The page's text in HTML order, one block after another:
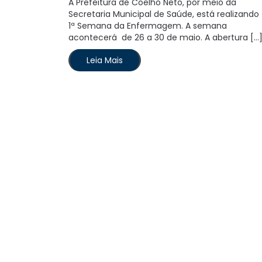
A Prefeitura de Coelho Neto, por meio da
Secretaria Municipal de Saúde, está
1ª Semana da Enfermagem. A semana
acontecerá de 26 a 30 de maio. A abertura […]
Leia Mais